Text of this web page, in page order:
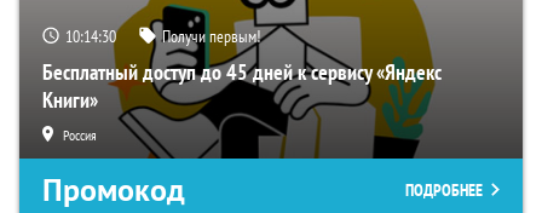
10:14:29 Получи первым!
Бесплатный доступ до 45 дней к сервису «Яндекс
Книги»
Россия
Промокод ПОДРОБНЕЕ